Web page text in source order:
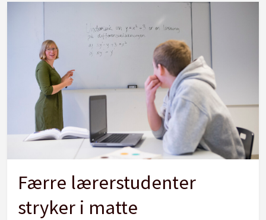
Færre lærerstudenter
stryker i matte